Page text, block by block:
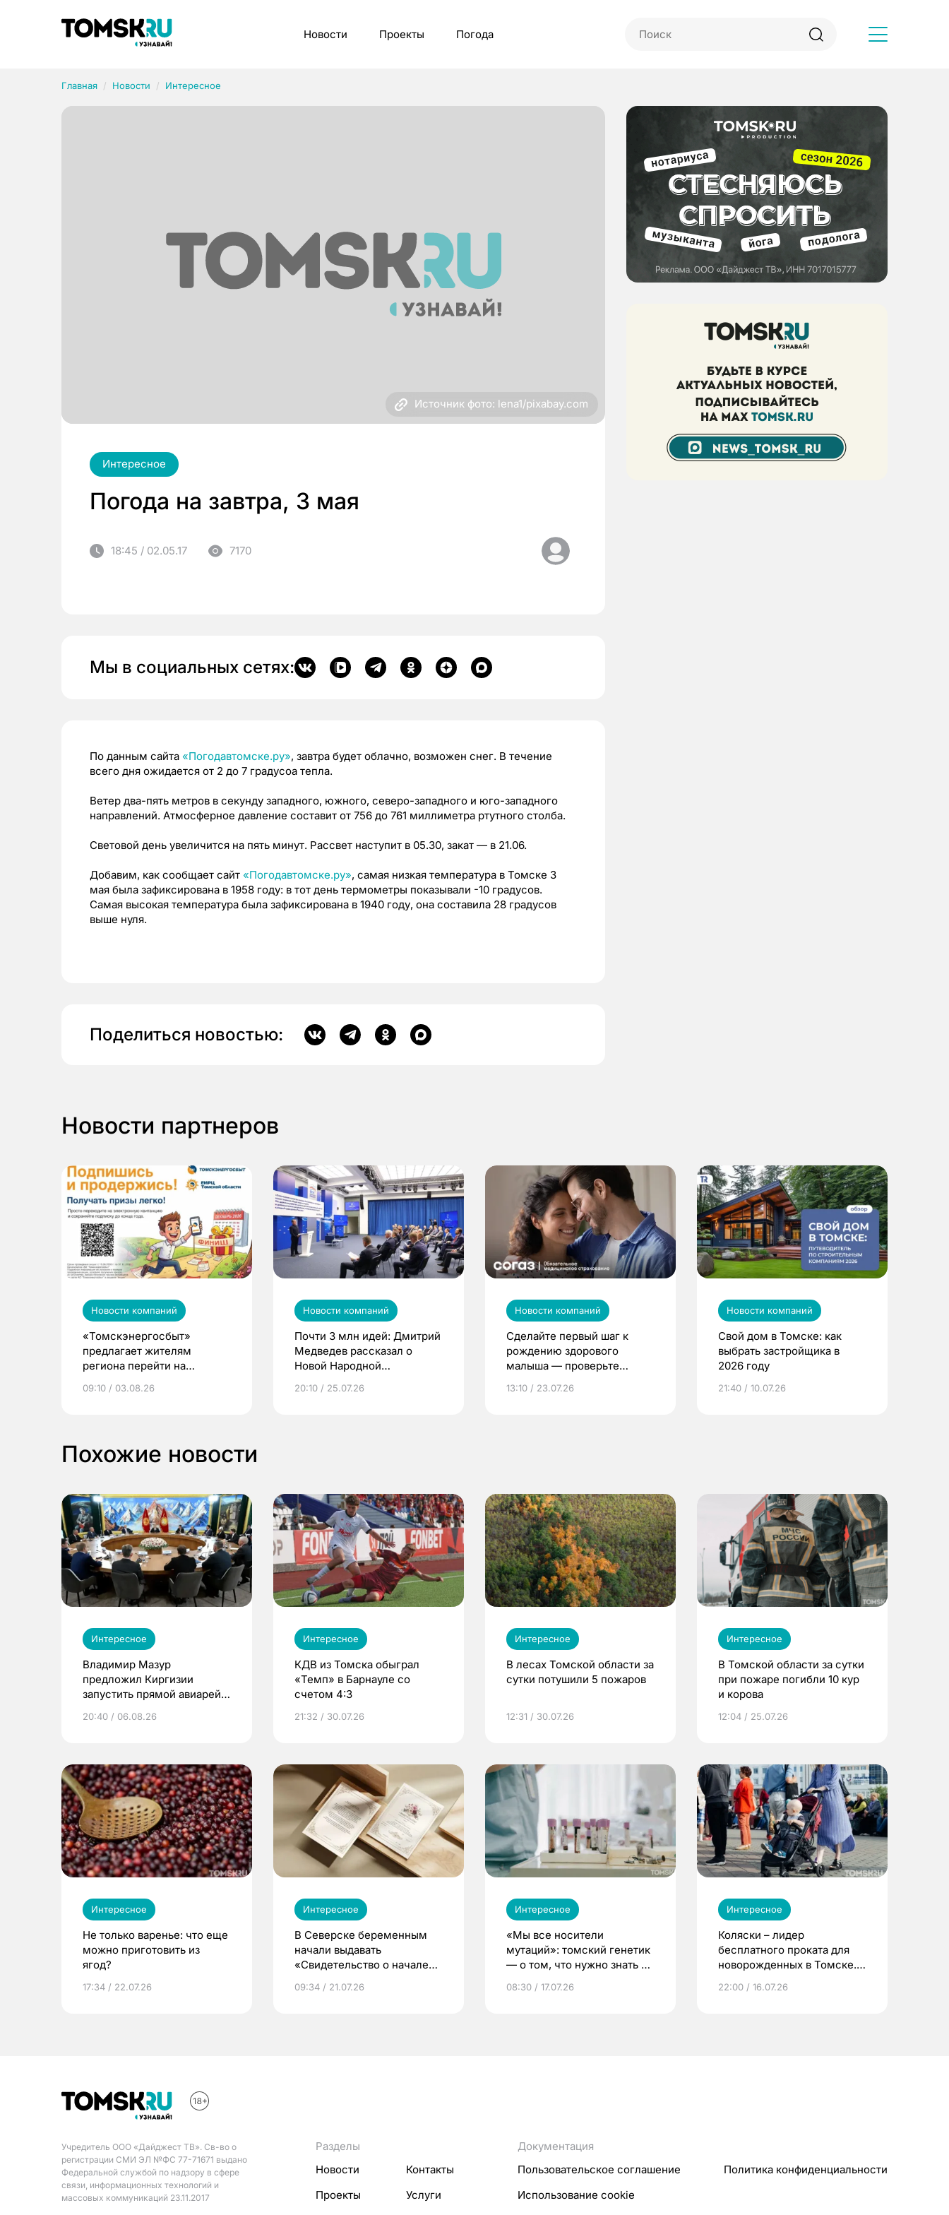
Новости Проекты Погода
Главная Новости Интересное
Источник фото: lena1/pixabay.com
Интересное
Погода на завтра, 3 мая
18:45 / 02.05.17 7170
Мы в социальных сетях:
По данным сайта «Погодавтомске.ру», завтра будет облачно, возможен снег. В течение
всего дня ожидается от 2 до 7 градусоа тепла.
Ветер два-пять метров в секунду западного, южного, северо-западного и юго-западного
направлений. Атмосферное давление составит от 756 до 761 миллиметра ртутного столба.
Световой день увеличится на пять минут. Рассвет наступит в 05.30, закат — в 21.06.
Добавим, как сообщает сайт «Погодавтомске.ру», самая низкая температура в Томске 3
мая была зафиксирована в 1958 году: в тот день термометры показывали -10 градусов.
Самая высокая температура была зафиксирована в 1940 году, она составила 28 градусов
выше нуля.
Поделиться новостью:
Новости партнеров
Новости компаний
«Томскэнергосбыт»
предлагает жителям
региона перейти на
выиграть призы
09:10 / 03.08.26
Новости компаний
Почти 3 млн идей: Дмитрий
Медведев рассказал о
Новой Народной
20:10 / 25.07.26
Новости компаний
Сделайте первый шаг к
рождению здорового
малыша — проверьте
по ОМС!
13:10 / 23.07.26
Новости компаний
Свой дом в Томске: как
выбрать застройщика в
2026 году
21:40 / 10.07.26
Похожие новости
Интересное
Владимир Мазур
предложил Киргизии
запустить прямой авиарейс
20:40 / 06.08.26
Интересное
КДВ из Томска обыграл
«Темп» в Барнауле со
счетом 4:3
21:32 / 30.07.26
Интересное
В лесах Томской области за
сутки потушили 5 пожаров
12:31 / 30.07.26
Интересное
В Томской области за сутки
при пожаре погибли 10 кур
и корова
12:04 / 25.07.26
Интересное
Не только варенье: что еще
можно приготовить из
ягод?
17:34 / 22.07.26
Интересное
В Северске беременным
начали выдавать
«Свидетельство о начале
09:34 / 21.07.26
Интересное
«Мы все носители
мутаций»: томский генетик
— о том, что нужно знать до
08:30 / 17.07.26
Интересное
Коляски – лидер
бесплатного проката для
новорожденных в Томске.
22:00 / 16.07.26
Учредитель ООО «Дайджест ТВ». Св-во о
регистрации СМИ ЭЛ №ФС 77-71671 выдано
Федеральной службой по надзору в сфере
связи, информационных технологий и
массовых коммуникаций 23.11.2017
Разделы
Новости
Контакты
Проекты
Услуги
Документация
Пользовательское соглашение
Политика конфиденциальности
Использование cookie
Рубрики